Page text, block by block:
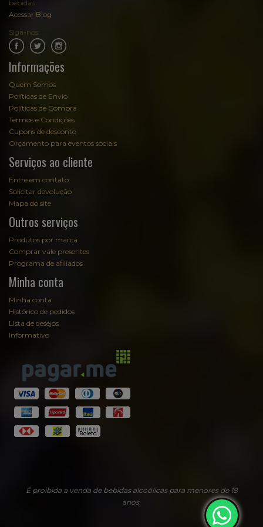
bebidas:
Acessar Blog
Siga-nos:
Informações
Quem Somos
Políticas de Envio
Políticas de Compra
Termos e Condições
Cupons de desconto
Orçamento para eventos sociais
Serviços ao cliente
Entre em contato
Solicitar devolução
Mapa do site
Outros serviços
Produtos por marca
Comprar vale presentes
Programa de afiliados
Minha conta
Minha conta
Histórico de pedidos
Lista de desejos
Informativo
É proibida a venda de bebidas alcoólicas para menores de 18
anos.